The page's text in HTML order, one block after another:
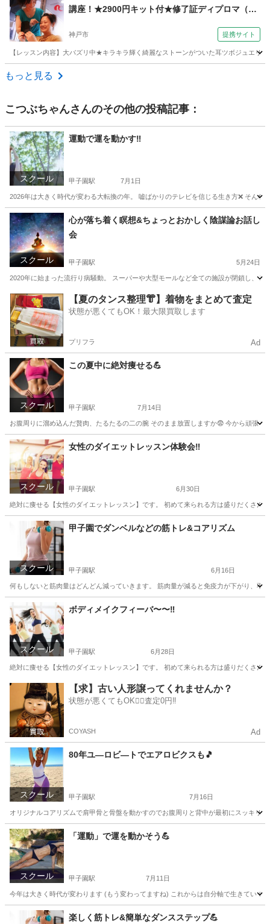
講座！★2900円キット付★修了証ディプロマ（コ
神戸市 提携サイト
【レッスン内容】大バズリ中★キラキラ輝く綺麗なストーンがついた耳ツボジュエリ
兵庫 神戸市
もっと見る
こつぶちゃんさんのその他の投稿記事：
スクール
運動で運を動かす‼️
甲子園駅 7月1日
2026年は大きく時代が変わる大転換の年。 嘘ばかりのテレビを信じる生き方❌ そん
兵庫 西宮市 甲子園駅 美容健康 レッスン
スクール
心が落ち着く瞑想&ちょっとおかしく陰謀論お話し
会
甲子園駅 5月24日
2020年に始まった流行り病騒動。 スーパーや大型モールなど全ての施設が閉鎖し、
兵庫 西宮市 甲子園駅 ウォーキング 波動
【夏のタンス整理👘】着物をまとめて査定
状態が悪くてもOK！最大限買取します
プリフラ Ad
スクール
この夏中に絶対痩せる💪
甲子園駅 7月14日
お腹周りに溜め込んだ贅肉、たるたるの二の腕 そのまま放置しますか😨 今から頑張
兵庫 西宮市 甲子園駅 美容健康 レッスン
スクール
女性のダイエットレッスン体験会‼️
甲子園駅 6月30日
絶対に痩せる【女性のダイエットレッスン】です。 初めて来られる方は盛りだくさ
西宮市 甲子園駅 その他 レッスン
スクール
甲子園でダンベルなどの筋トレ&コアリズム
甲子園駅 6月16日
何もしないと筋肉量はどんどん減っていきます。 筋肉量が減ると免疫力が下がり、
西宮市 甲子園駅 コアリズム
スクール
ボディメイクフィーバ〜〜‼️
甲子園駅 6月28日
絶対に痩せる【女性のダイエットレッスン】です。 初めて来られる方は盛りだくさ
兵庫 西宮市 甲子園駅 美容健康 レッスン
【求】古い人形譲ってくれませんか？
状態が悪くてもOK🙆‍♀️査定0円‼️
COYASH Ad
スクール
80年ユ―ロビ―トでエアロビクスも🎵
甲子園駅 7月16日
オリジナルコアリズムで肩甲骨と骨盤を動かすのでお腹周りと背中が最初にスッキリ
兵庫 西宮市 甲子園駅 美容健康 エアロビクス
スクール
「運動」で運を動かそう💪
甲子園駅 7月11日
今年は大きく時代が変わります (もう変わってますね) これからは自分軸で生きていく
西宮市 甲子園駅 美容健康 レッスン
楽しく筋トレ&簡単なダンスステップ💪